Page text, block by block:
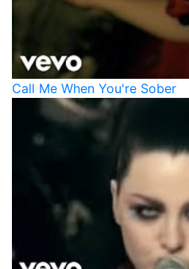
Call Me When You're Sober